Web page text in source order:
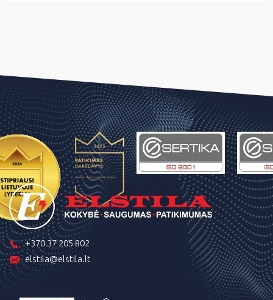
+370 37 205 802
elstila@elstila.lt